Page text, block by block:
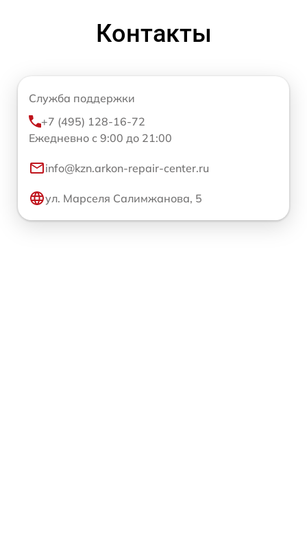
Контакты
Служба поддержки
+7 (495) 128-16-72
Ежедневно с 9:00 до 21:00
info@kzn.arkon-repair-center.ru
ул. Марселя Салимжанова, 5